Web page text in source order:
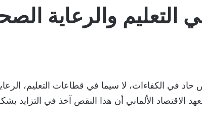
التعليم والرعاية
في الكفاءات، لا سيما في قطاعات التعليم،
الاقتصاد الألماني أن هذا النقص آخذ في التزايد